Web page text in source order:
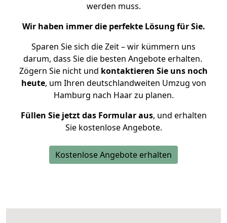
werden muss.
Wir haben immer die perfekte Lösung für Sie.
Sparen Sie sich die Zeit – wir kümmern uns
darum, dass Sie die besten Angebote erhalten.
Zögern Sie nicht und kontaktieren Sie uns noch
heute, um Ihren deutschlandweiten Umzug von
Hamburg nach Haar zu planen.
Füllen Sie jetzt das Formular aus, und erhalten
Sie kostenlose Angebote.
Kostenlose Angebote erhalten